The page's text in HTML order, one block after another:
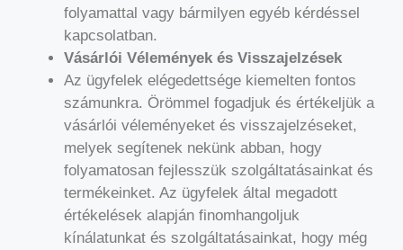
folyamattal vagy bármilyen egyéb kérdéssel
kapcsolatban.
Vásárlói Vélemények és Visszajelzések
Az ügyfelek elégedettsége kiemelten fontos
számunkra. Örömmel fogadjuk és értékeljük a
vásárlói véleményeket és visszajelzéseket,
melyek segítenek nekünk abban, hogy
folyamatosan fejlesszük szolgáltatásainkat és
termékeinket. Az ügyfelek által megadott
értékelések alapján finomhangoljuk
kínálatunkat és szolgáltatásainkat, hogy még